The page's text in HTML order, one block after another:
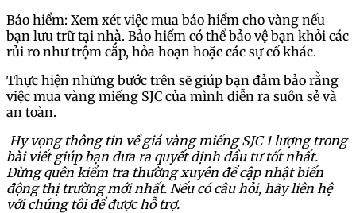
Bảo hiểm: Xem xét việc mua bảo hiểm cho vàng nếu
bạn lưu trữ tại nhà. Bảo hiểm có thể bảo vệ bạn khỏi các
rủi ro như trộm cắp, hỏa hoạn hoặc các sự cố khác.
Thực hiện những bước trên sẽ giúp bạn đảm bảo rằng
việc mua vàng miếng SJC của mình diễn ra suôn sẻ và
an toàn.
Hy vọng thông tin về giá vàng miếng SJC 1 lượng trong
bài viết giúp bạn đưa ra quyết định đầu tư tốt nhất.
Đừng quên kiểm tra thường xuyên để cập nhật biến
động thị trường mới nhất. Nếu có câu hỏi, hãy liên hệ
với chúng tôi để được hỗ trợ.